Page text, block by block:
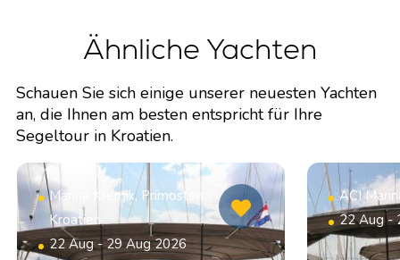
Ähnliche Yachten
Schauen Sie sich einige unserer neuesten Yachten
an, die Ihnen am besten entspricht für Ihre
Segeltour in Kroatien.
Marina Kremik, Primosten,
Kroatien
22 Aug - 29 Aug 2026
ACI
22 Aug -